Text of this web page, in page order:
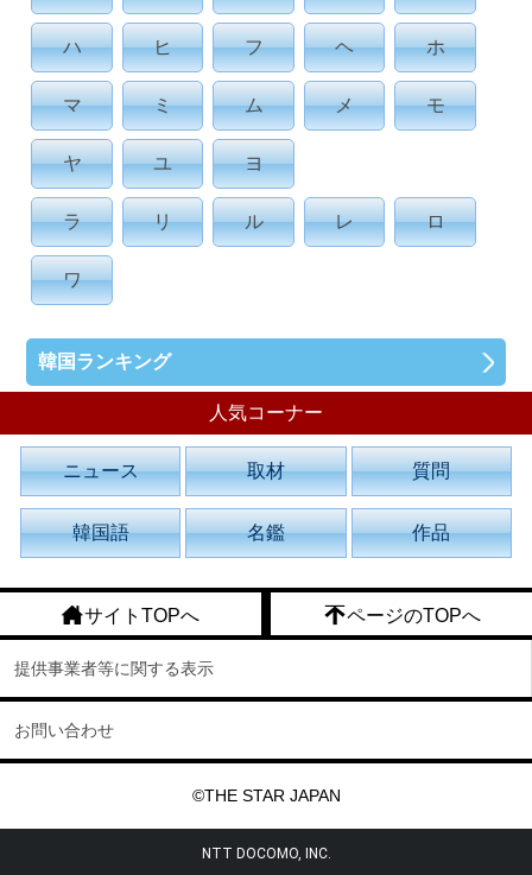
ハ ヒ フ ヘ ホ
マ ミ ム メ モ
ヤ ユ ヨ
ラ リ ル レ ロ
ワ
韓国ランキング
人気コーナー
ニュース 取材 質問
韓国語 名鑑 作品
サイトTOPへ ページのTOPへ
提供事業者等に関する表示
お問い合わせ
©THE STAR JAPAN
NTT DOCOMO, INC.